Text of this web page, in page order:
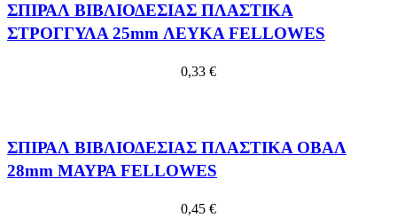
ΣΠΙΡΑΛ ΒΙΒΛΙΟΔΕΣΙΑΣ ΠΛΑΣΤΙΚΑ
ΣΤΡΟΓΓΥΛΑ 25mm ΛΕΥΚΑ FELLOWES
0,33 €
ΣΠΙΡΑΛ ΒΙΒΛΙΟΔΕΣΙΑΣ ΠΛΑΣΤΙΚΑ ΟΒΑΛ
28mm ΜΑΥΡΑ FELLOWES
0,45 €